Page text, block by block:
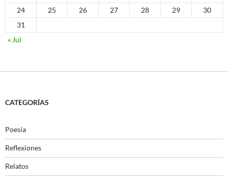
24
25 26 27 28 29
30
31
« Jul
CATEGORÍAS
Poesía
Reflexiones
Relatos